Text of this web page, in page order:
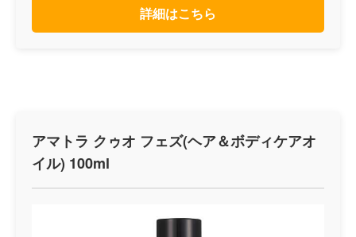
詳細はこちら
アマトラ クゥオ フェズ(ヘア＆ボディケアオ
イル) 100ml